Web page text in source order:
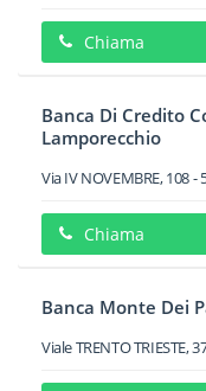
Chiama
Banca Di Credito
Lamporecchio
Via IV NOVEMBRE, 108-
Chiama
Banca Monte Dei
Viale TRENTO TRIESTE,